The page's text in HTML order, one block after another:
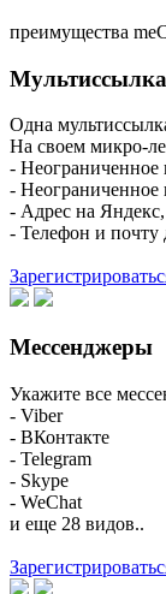
преимущества
Мультиссылка
Одна
На своем микро-
- Неограниченное
- Неограниченное
- Адрес на
- Телефон и почту
Мессенджеры
Укажите все
- Viber
- ВКонтакте
- Telegram
- Skype
- WeChat
и еще 28 видов..